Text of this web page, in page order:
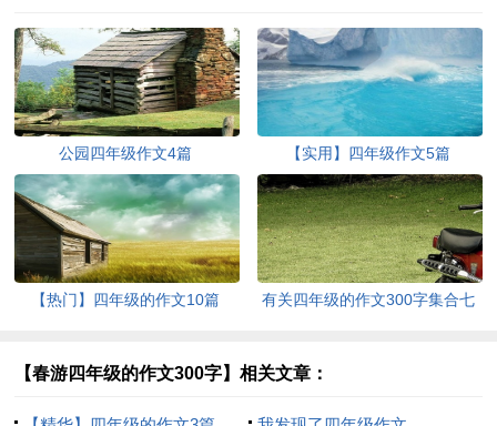
公园四年级作文4篇 【实用】四年级作文5篇
【热门】四年级的作文10篇
有关四年级的作文300字集合七
【春游四年级的作文300字】相关文章：